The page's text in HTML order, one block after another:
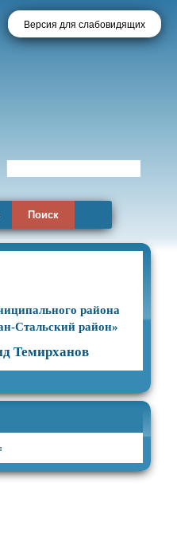
Версия для слабовидящих
Поиск
района
Стальский район»
Темирханов